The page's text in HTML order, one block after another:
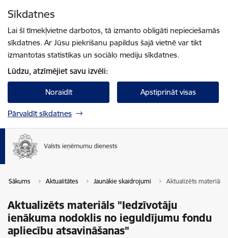
Sīkdatnes
Lai šī tīmekļvietne darbotos, tā izmanto obligāti nepieciešamās
sīkdatnes. Ar Jūsu piekrišanu papildus šajā vietnē var tikt
izmantotas statistikas un sociālo mediju sīkdatnes.
Lūdzu, atzīmējiet savu izvēli:
Noraidīt Apstiprināt visas
Pārvaldīt sīkdatnes
Sākums Aktualitātes Jaunākie skaidrojumi Aktualizēts materiāls
Aktualizēts materiāls "Iedzīvotāju
ienākuma nodoklis no ieguldījumu fondu
apliecību atsavināšanas"